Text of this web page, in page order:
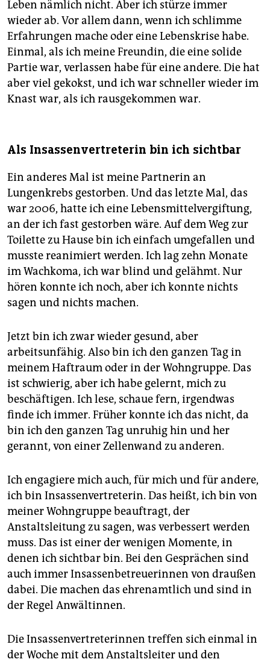
Leben nämlich nicht. Aber ich stürze immer
wieder ab. Vor allem dann, wenn ich schlimme
Erfahrungen mache oder eine Lebenskrise habe.
Einmal, als ich meine Freundin, die eine solide
Partie war, verlassen habe für eine andere. Die hat
aber viel gekokst, und ich war schneller wieder im
Knast war, als ich rausgekommen war.
Als Insassenvertreterin bin ich sichtbar
Ein anderes Mal ist meine Partnerin an
Lungenkrebs gestorben. Und das letzte Mal, das
war 2006, hatte ich eine Lebensmittelvergiftung,
an der ich fast gestorben wäre. Auf dem Weg zur
Toilette zu Hause bin ich einfach umgefallen und
musste reanimiert werden. Ich lag zehn Monate
im Wachkoma, ich war blind und gelähmt. Nur
hören konnte ich noch, aber ich konnte nichts
sagen und nichts machen.
Jetzt bin ich zwar wieder gesund, aber
arbeitsunfähig. Also bin ich den ganzen Tag in
meinem Haftraum oder in der Wohngruppe. Das
ist schwierig, aber ich habe gelernt, mich zu
beschäftigen. Ich lese, schaue fern, irgendwas
finde ich immer. Früher konnte ich das nicht, da
bin ich den ganzen Tag unruhig hin und her
gerannt, von einer Zellenwand zu anderen.
Ich engagiere mich auch, für mich und für andere,
ich bin Insassenvertreterin. Das heißt, ich bin von
meiner Wohngruppe beauftragt, der
Anstaltsleitung zu sagen, was verbessert werden
muss. Das ist einer der wenigen Momente, in
denen ich sichtbar bin. Bei den Gesprächen sind
auch immer Insassenbetreuerinnen von draußen
dabei. Die machen das ehrenamtlich und sind in
der Regel Anwältinnen.
Die Insassenvertreterinnen treffen sich einmal in
der Woche mit dem Anstaltsleiter und den